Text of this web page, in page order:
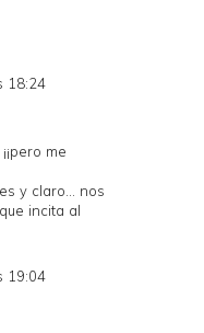
18:24
me
y claro... nos
incita al
19:04